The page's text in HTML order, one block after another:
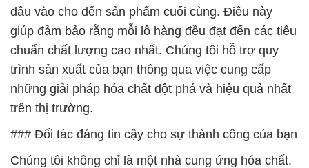
đầu vào cho đến sản phẩm cuối cùng. Điều này
giúp đảm bảo rằng mỗi lô hàng đều đạt đến các tiêu
chuẩn chất lượng cao nhất. Chúng tôi hỗ trợ quy
trình sản xuất của bạn thông qua việc cung cấp
những giải pháp hóa chất đột phá và hiệu quả nhất
trên thị trường.
### Đối tác đáng tin cậy cho sự thành công của bạn
Chúng tôi không chỉ là một nhà cung ứng hóa chất,